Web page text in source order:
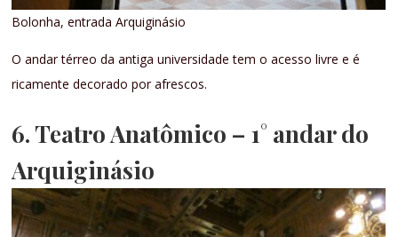
Bolonha, entrada Arquiginásio
O andar térreo da antiga universidade tem o acesso livre e é
ricamente decorado por afrescos.
6. Teatro Anatômico – 1° andar do
Arquiginásio